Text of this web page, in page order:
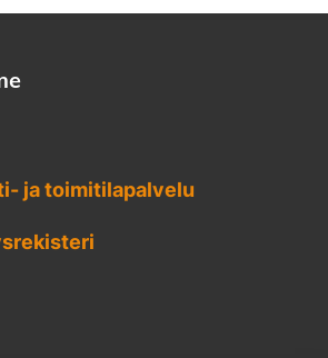
ja toimitilapalvelu